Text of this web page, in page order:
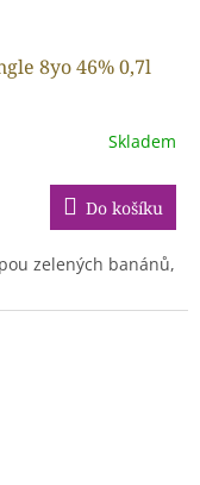
8yo 46% 0,7l
Skladem
Do košíku
zelených banánů,